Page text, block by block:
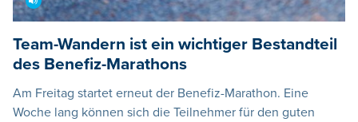
Team-Wandern ist ein wichtiger Bestandteil
des Benefiz-Marathons
Am Freitag startet erneut der Benefiz-Marathon. Eine
Woche lang können sich die Teilnehmer für den guten